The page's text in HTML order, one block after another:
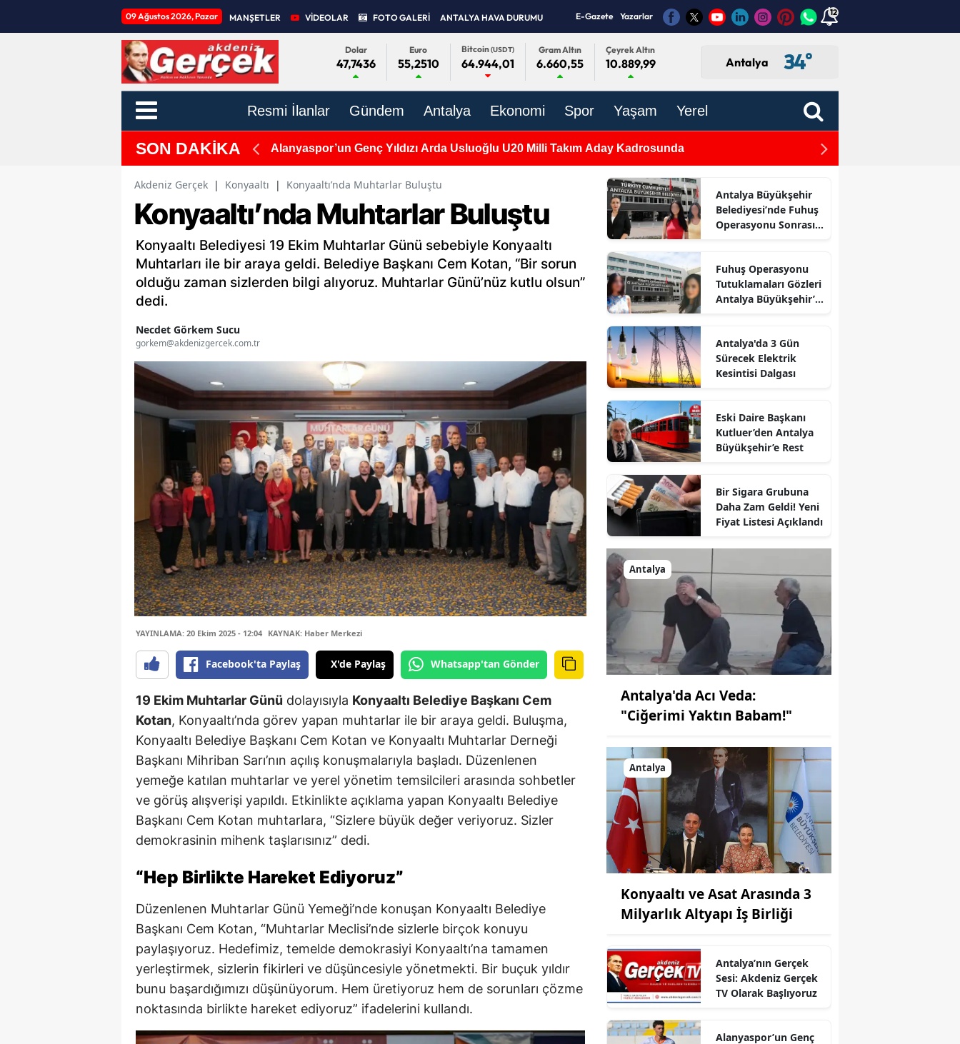
09 Ağustos 2026, Pazar MANŞETLER VİDEOLAR FOTO GALERİ ANTALYA HAVA DURUMU E-Gazete Yazarlar 12
Dolar
47,7436
Euro
55,2510
Bitcoin(USDT)
64.944,01
Gram Altın
6.660,55
Çeyrek Altın
10.889,99 Antalya 34°
Resmi İlanlar Gündem Antalya Ekonomi Spor Yaşam Yerel
SON DAKİKA Alanyaspor’un Genç Yıldızı Arda Usluoğlu U20 Milli Takım Aday Kadrosunda Antalya Havalimanı 7
Akdeniz Gerçek | Konyaaltı | Konyaaltı’nda Muhtarlar Buluştu
Konyaaltı’nda Muhtarlar Buluştu
Konyaaltı Belediyesi 19 Ekim Muhtarlar Günü sebebiyle Konyaaltı
Muhtarları ile bir araya geldi. Belediye Başkanı Cem Kotan, “Bir sorun
olduğu zaman sizlerden bilgi alıyoruz. Muhtarlar Günü’nüz kutlu olsun”
dedi.
Necdet Görkem Sucu
gorkem@akdenizgercek.com.tr
YAYINLAMA: 20 Ekim 2025 - 12:04 KAYNAK: Haber Merkezi
Facebook'ta Paylaş X'de Paylaş Whatsapp'tan Gönder
19 Ekim Muhtarlar Günü dolayısıyla Konyaaltı Belediye Başkanı Cem
Kotan, Konyaaltı’nda görev yapan muhtarlar ile bir araya geldi. Buluşma,
Konyaaltı Belediye Başkanı Cem Kotan ve Konyaaltı Muhtarlar Derneği
Başkanı Mihriban Sarı’nın açılış konuşmalarıyla başladı. Düzenlenen
yemeğe katılan muhtarlar ve yerel yönetim temsilcileri arasında sohbetler
ve görüş alışverişi yapıldı. Etkinlikte açıklama yapan Konyaaltı Belediye
Başkanı Cem Kotan muhtarlara, “Sizlere büyük değer veriyoruz. Sizler
demokrasinin mihenk taşlarısınız” dedi.
“Hep Birlikte Hareket Ediyoruz”
Düzenlenen Muhtarlar Günü Yemeği’nde konuşan Konyaaltı Belediye
Başkanı Cem Kotan, “Muhtarlar Meclisi’nde sizlerle birçok konuyu
paylaşıyoruz. Hedefimiz, temelde demokrasiyi Konyaaltı’na tamamen
yerleştirmek, sizlerin fikirleri ve düşüncesiyle yönetmekti. Bir buçuk yıldır
bunu başardığımızı düşünüyorum. Hem üretiyoruz hem de sorunları çözme
noktasında birlikte hareket ediyoruz” ifadelerini kullandı.
Antalya Büyükşehir
Belediyesi’nde Fuhuş
Operasyonu Sonrası
Fuhuş Operasyonu
Tutuklamaları Gözleri
Antalya Büyükşehir’e
Antalya'da 3 Gün
Sürecek Elektrik
Kesintisi Dalgası
Eski Daire Başkanı
Kutluer’den Antalya
Büyükşehir’e Rest
Bir Sigara Grubuna
Daha Zam Geldi! Yeni
Fiyat Listesi Açıklandı
Antalya
Antalya'da Acı Veda:
"Ciğerimi Yaktın Babam!"
Antalya
Konyaaltı ve Asat Arasında 3
Milyarlık Altyapı İş Birliği
Antalya’nın Gerçek
Sesi: Akdeniz Gerçek
TV Olarak Başlıyoruz
Alanyaspor’un Genç